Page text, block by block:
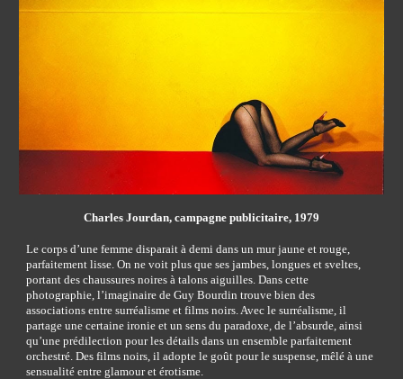
Charles Jourdan, campagne publicitaire, 1979
Le corps d’une femme disparait à demi dans un mur jaune et rouge,
parfaitement lisse. On ne voit plus que ses jambes, longues et sveltes,
portant des chaussures noires à talons aiguilles. Dans cette
photographie, l’imaginaire de Guy Bourdin trouve bien des
associations entre surréalisme et films noirs. Avec le surréalisme, il
partage une certaine ironie et un sens du paradoxe, de l’absurde, ainsi
qu’une prédilection pour les détails dans un ensemble parfaitement
orchestré. Des films noirs, il adopte le goût pour le suspense, mêlé à une
sensualité entre glamour et érotisme.